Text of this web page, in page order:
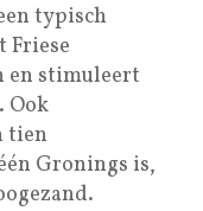
typisch
Friese
en stimuleert
Ook
tien
Gronings is,